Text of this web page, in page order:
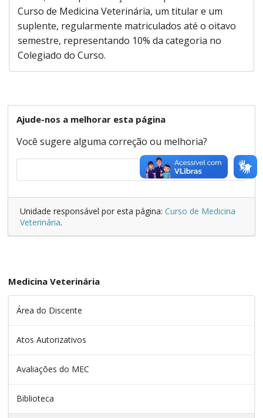
Curso de Medicina Veterinária, um titular e um
suplente, regularmente matriculados até o oitavo
semestre, representando 10% da categoria no
Colegiado do Curso.
Ajude-nos a melhorar esta página
Você sugere alguma correção ou melhoria?
Unidade responsável por esta página: Curso de Medicina
Veterinária.
Medicina Veterinária
Área do Discente
Atos Autorizativos
Avaliações do MEC
Biblioteca